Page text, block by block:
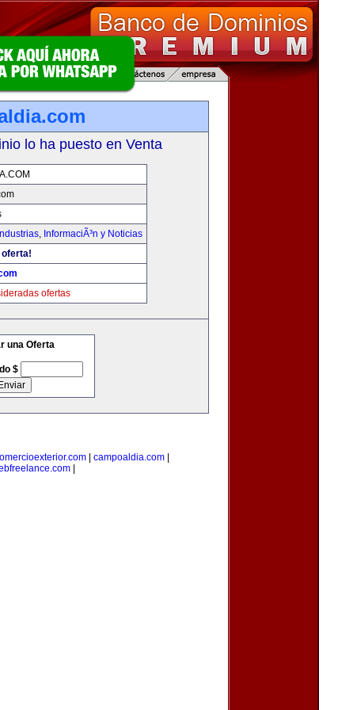
lo ha puesto en Venta
, InformaciÃ³n y Noticias
oferta!
ofertas
una Oferta
$
campoaldia.com
|